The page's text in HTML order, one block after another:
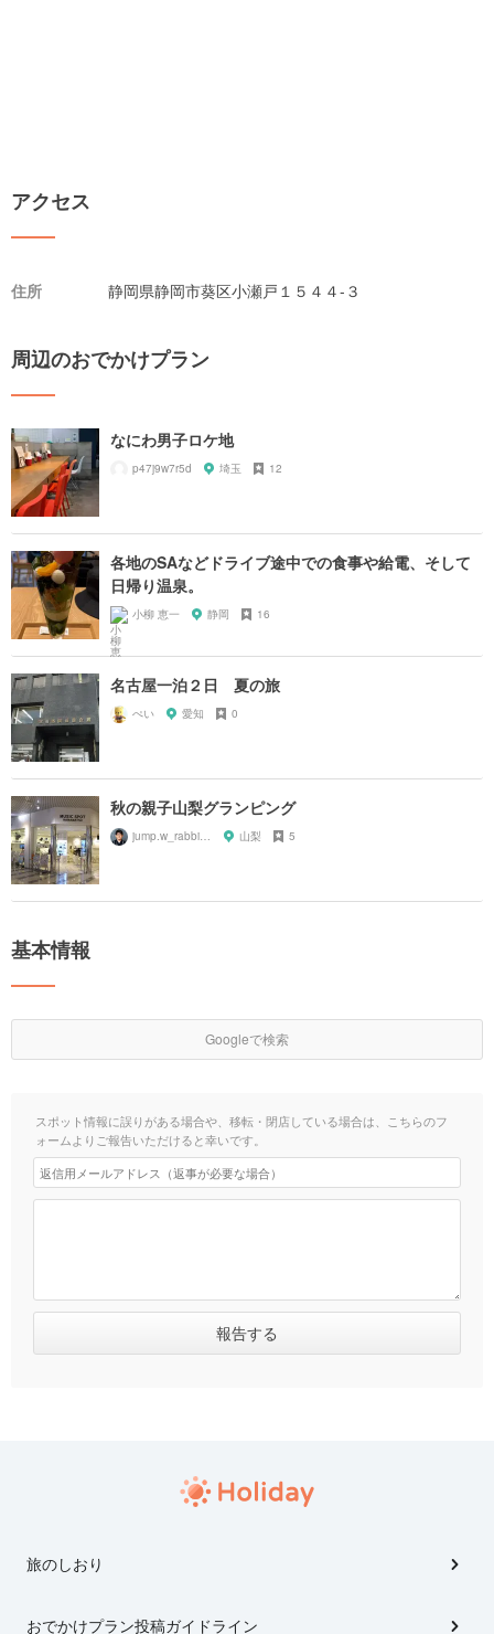
アクセス
住所 静岡県静岡市葵区小瀬戸１５４４-３
周辺のおでかけプラン
なにわ男子ロケ地
p47j9w7r5d 埼玉 12
各地のSAなどドライブ途中での食事や給電、そして
日帰り温泉。
小柳 恵一 静岡 16
名古屋一泊２日 夏の旅
ぺい 愛知 0
秋の親子山梨グランピング
山梨 5
基本情報
Googleで検索
スポット情報に誤りがある場合や、移転・閉店している場合は、こちらのフ
ォームよりご報告いただけると幸いです。
旅のしおり
おでかけプラン投稿ガイドライン